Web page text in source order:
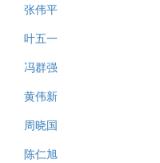
张伟平
叶五一
冯群强
黄伟新
周晓国
陈仁旭